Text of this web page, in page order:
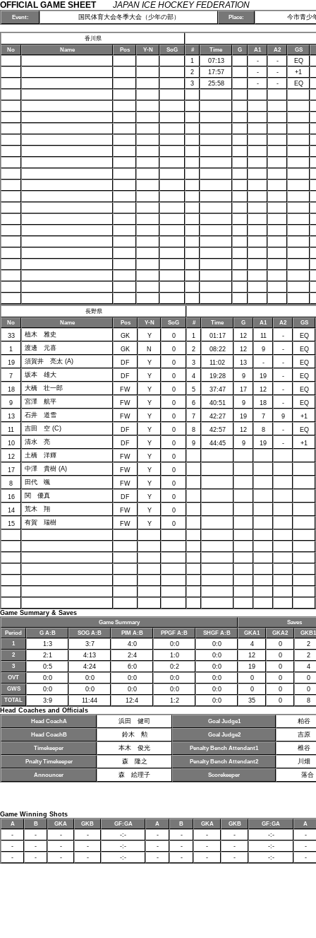
OFFICIAL GAME SHEET JAPAN ICE HOCKEY FEDERATION
Event: 国民体育大会冬季大会（少年の部） Place: 今市青少
香川県
No
Name Pos Y-N SoG # Time G A1 A2 GS
1 07:13 - -
EQ
2
17:57 - -
+1
3
25:58 - - EQ
長野県
No
Name Pos Y-N SoG # Time G A1 A2 GS
33 植木 雅史 GK Y 0 1 01:17 12 11 -
EQ
1
渡邊 元喜 GK N 0 2 08:22 12 9 -
EQ
19
須賀井 亮太 (A) DF Y 0 3 11:02 13 - -
EQ
7
坂本 雄大 DF Y 0 4 19:28 9 19 -
EQ
18
大橋 壮一郎 FW Y 0 5 37:47 17 12 -
EQ
9
宮澤 航平 FW Y 0 6 40:51 9 18 -
EQ
13
石井 道雪 FW Y 0 7 42:27 19 7 9
+1
11
吉田 空 (C) DF Y 0 8 42:57 12 8 -
EQ
10
清水 亮 DF Y 0 9 44:45 9 19 -
+1
12
土橋 洋輝 FW Y
0
17
中澤 貴樹 (A) FW Y
0
8
田代 颯 FW Y
0
16
関 優真 DF Y
0
14
荒木 翔 FW Y
0
15
有賀 瑞樹 FW Y 0
Game Summary & Saves
Game Summary
Saves
Period
G A:B SOG A:B PIM A:B PPGF A:B SHGF A:B GKA1 GKA2
GKB1
1
1:3 3:7 4:0 0:0 0:0 4 0 2
2 2:1 4:13 2:4 1:0 0:0 12 0 2
3 0:5 4:24 6:0 0:2 0:0 19 0 4
OVT 0:0 0:0 0:0 0:0 0:0 0 0 0
GWS 0:0 0:0 0:0 0:0 0:0 0 0 0
TOTAL 3:9 11:44 12:4 1:2 0:0 35 0
8
Head Coaches and Officials
Head CoachA 浜田 健司 Goal Judge1 粕谷
Head CoachB 鈴木 勲 Goal Judge2 吉原
Timekeeper 本木 俊光 Penalty Bench Attendant1 椎谷
Pnalty Timekeeper 森 隆之 Penalty Bench Attendant2 川畑
Announcer 森 絵理子 Scorekeeper 落
Game Winning Shots
A B GKA GKB GF:GA A B GKA GKB GF:GA A
- - - - -:- - - - - -:-
-
-
- - - -:- - - - - -:-
-
-
- - - -:- - - - - -:- -